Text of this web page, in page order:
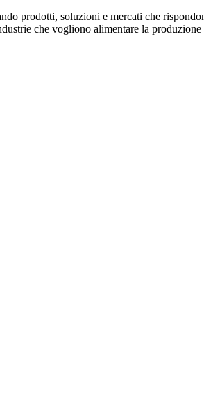
prodotti, soluzioni e mercati che
che vogliono alimentare la